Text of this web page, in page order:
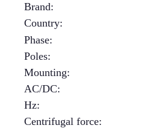
Brand:
Country:
Phase:
Poles:
Mounting:
AC/DC:
Hz:
Centrifugal force: